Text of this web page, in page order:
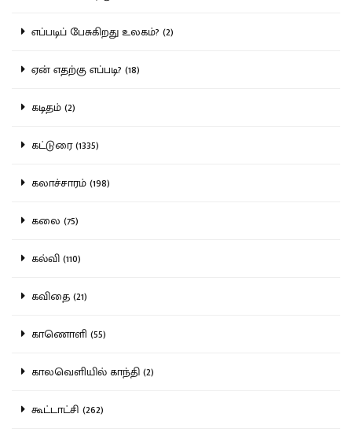
எப்படிப் பேசுகிறது உலகம்? (2)
ஏன் எதற்கு எப்படி? (18)
கடிதம் (2)
கட்டுரை (1335)
கலாச்சாரம் (198)
கலை (75)
கல்வி (110)
கவிதை (21)
காணொளி (55)
காலவெளியில் காந்தி (2)
கூட்டாட்சி (262)